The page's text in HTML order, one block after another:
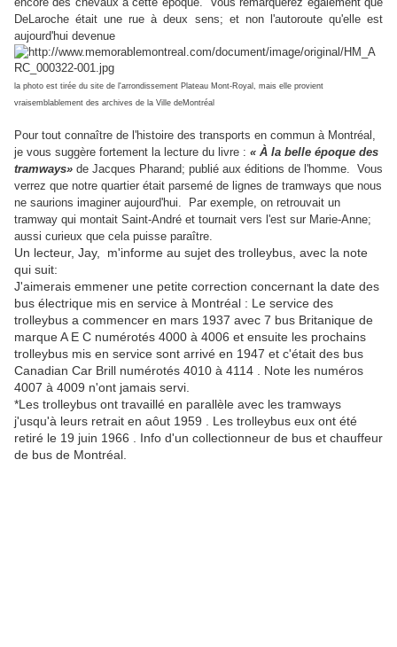
DeLaroche était une rue à deux sens; et non l'autoroute qu'elle est
aujourd'hui devenue
la photo est tirée du site de l'arrondissement Plateau Mont-Royal, mais elle provient
vraisemblablement des archives de la Ville deMontréal
Pour tout connaître de l'histoire des transports en commun à Montréal,
je vous suggère fortement la lecture du livre : « À la belle époque des
tramways» de Jacques Pharand; publié aux éditions de l'homme. Vous
verrez que notre quartier était parsemé de lignes de tramways que nous
ne saurions imaginer aujourd'hui. Par exemple, on retrouvait un
tramway qui montait Saint-André et tournait vers l'est sur Marie-Anne;
aussi curieux que cela puisse paraître.
Un lecteur, Jay, m'informe au sujet des trolleybus, avec la note
qui suit:
J'aimerais emmener une petite correction concernant la date des
bus électrique mis en service à Montréal : Le service des
trolleybus a commencer en mars 1937 avec 7 bus Britanique de
marque A E C numérotés 4000 à 4006 et ensuite les prochains
trolleybus mis en service sont arrivé en 1947 et c'était des bus
Canadian Car Brill numérotés 4010 à 4114 . Note les numéros
4007 à 4009 n'ont jamais servi.
*Les trolleybus ont travaillé en parallèle avec les tramways
j'usqu'à leurs retrait en aôut 1959 . Les trolleybus eux ont été
retiré le 19 juin 1966 . Info d'un collectionneur de bus et chauffeur
de bus de Montréal.